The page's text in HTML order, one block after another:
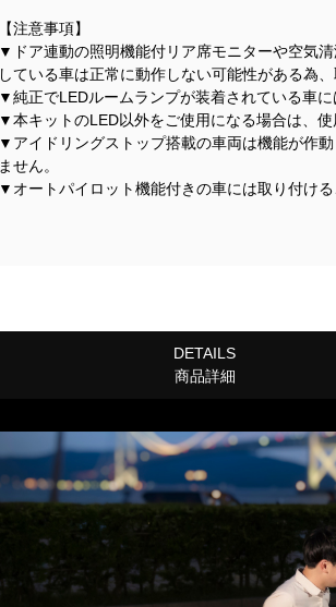
【注意事項】
▼ドア連動の照明機能付リア席モニターや空気
している車は正常に動作しない可能性がある為、
▼純正でLEDルームランプが装着されている車に
▼本キットのLED以外をご使用になる場合は、使
▼アイドリングストップ搭載の車両は機能が作
ません。
▼オートパイロット機能付きの車には取り付ける
DETAILS
商品詳細